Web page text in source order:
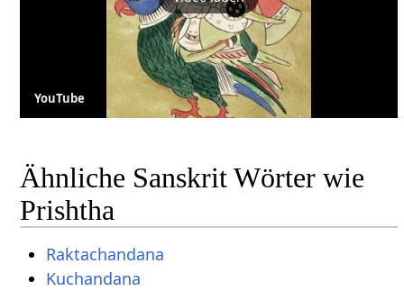
YouTube
Ähnliche Sanskrit Wörter wie
Prishtha
Raktachandana
Kuchandana